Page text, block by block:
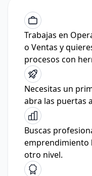
Trabajas en
o Ventas y
procesos con
Necesitas un
abra las puertas
Buscas
emprendimiento
otro nivel.